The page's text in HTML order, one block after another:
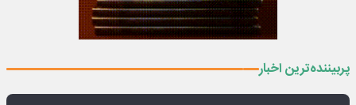
پربیننده‌ترین اخبار